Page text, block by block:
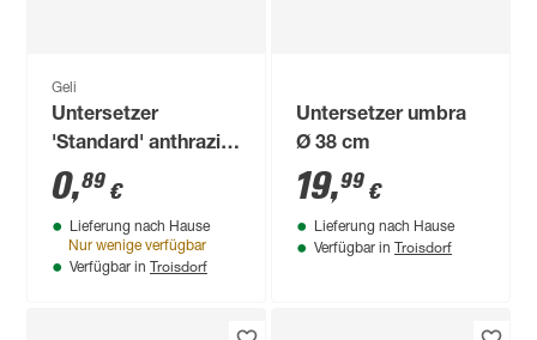
Geli
Untersetzer
'Standard' anthrazit
Ø 8 cm
0,89 €
Lieferung nach Hause
Nur wenige verfügbar
Verfügbar in Troisdorf
Untersetzer umbra
Ø 38 cm
19,99 €
Lieferung nach Hause
Verfügbar in Troisdorf